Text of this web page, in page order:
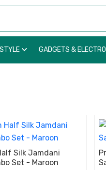
GADGETS &
Silk Jamdani
Set - Maroon